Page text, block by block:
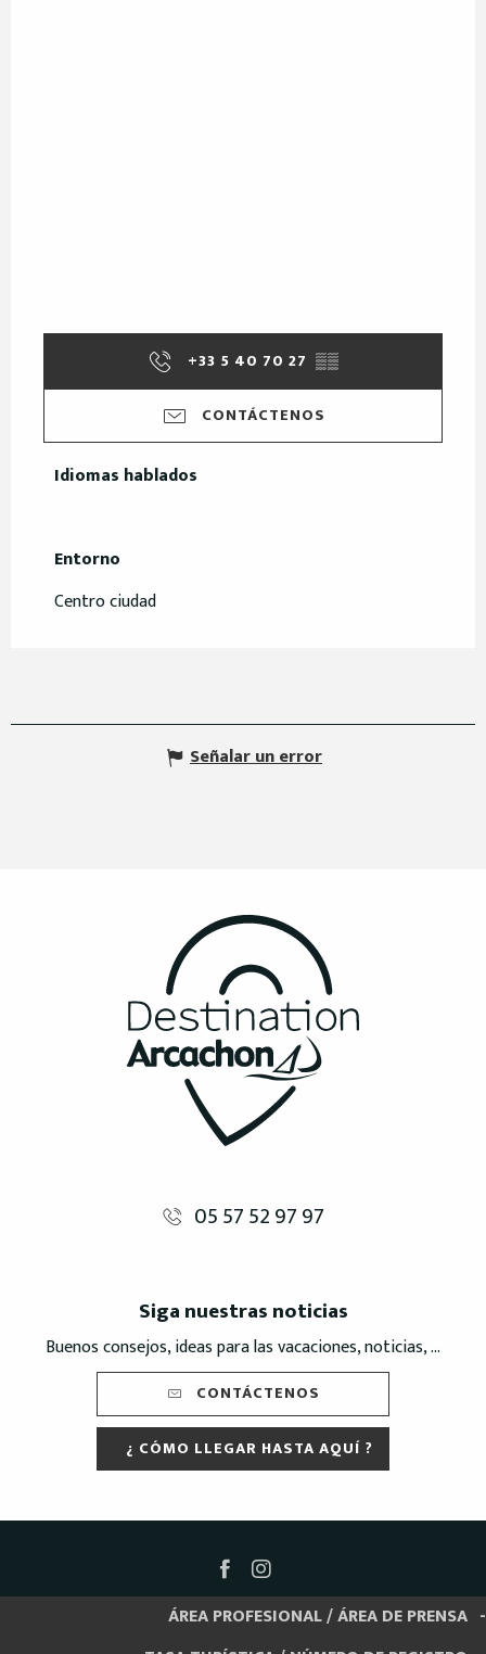
+33 5 40 70 27 ▒▒
CONTÁCTENOS
Idiomas hablados
Idiomas hablados
Entorno
Entorno
Centro ciudad
Señalar un error
05 57 52 97 97
Siga nuestras noticias
Buenos consejos, ideas para las vacaciones, noticias, ...
CONTÁCTENOS
¿ CÓMO LLEGAR HASTA AQUÍ ?
ÁREA PROFESIONAL / ÁREA DE PRENSA